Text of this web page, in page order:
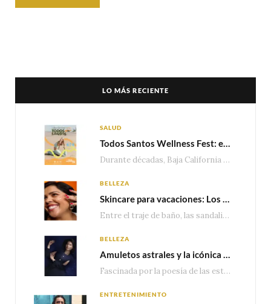
LO MÁS RECIENTE
SALUD
Todos Santos Wellness Fest: el evento de bienestar que está transformando a Baja California Sur en un nuevo referente para el turismo wellness
Durante décadas, Baja California Sur ha sido reconocido por sus playas, hoteles de lujo y…
BELLEZA
Skincare para vacaciones: Los do’s and dont’s para cuidar tu piel
Entre el traje de baño, las sandalias, los lentes de sol y los looks que…
BELLEZA
Amuletos astrales y la icónica colección Zodiaque de Van Cleef & Arpels
Fascinada por la poesía de las estrellas, la Maison Van Cleef & Arpels celebra la llegada de las…
ENTRETENIMIENTO